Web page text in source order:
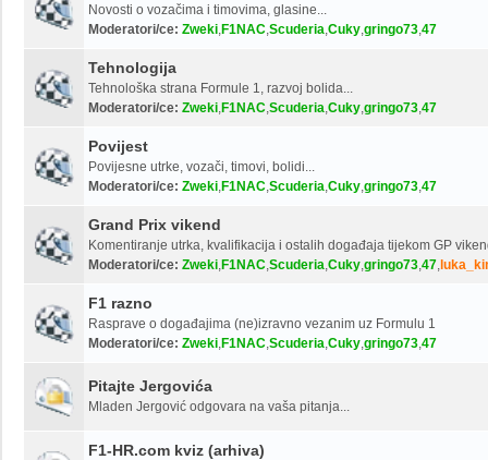
Novosti o vozačima i timovima, glasine...
Moderatori/ce: Zweki,F1NAC,Scuderia,Cuky,gringo73,47
Tehnologija
Tehnološka strana Formule 1, razvoj bolida...
Moderatori/ce: Zweki,F1NAC,Scuderia,Cuky,gringo73,47
Povijest
Povijesne utrke, vozači, timovi, bolidi...
Moderatori/ce: Zweki,F1NAC,Scuderia,Cuky,gringo73,47
Grand Prix vikend
Komentiranje utrka, kvalifikacija i ostalih događaja tijekom GP
Moderatori/ce: Zweki,F1NAC,Scuderia,Cuky,gringo73,47,
F1 razno
Rasprave o događajima (ne)izravno vezanim uz Formulu 1
Moderatori/ce: Zweki,F1NAC,Scuderia,Cuky,gringo73,47
Pitajte Jergovića
Mladen Jergović odgovara na vaša pitanja...
F1-HR.com kviz (arhiva)